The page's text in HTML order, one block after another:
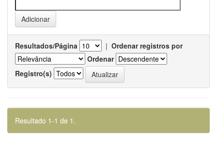
Resultados/Página | Ordenar registros por
Ordenar
Registro(s)
Resultado 1-1 de 1.